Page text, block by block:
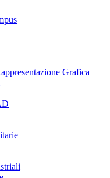
Grafica